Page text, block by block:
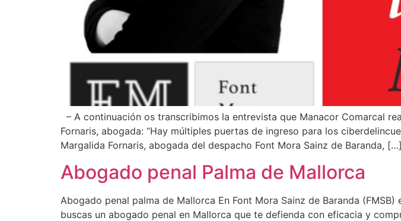
– A continuación os transcribimos la entrevista que Manacor Comarcal
Fornaris, abogada: “Hay múltiples puertas de ingreso para los
Margalida Fornaris, abogada del despacho Font Mora Sainz de Baranda, […]
Abogado penal Palma de Mallorca
Abogado penal palma de Mallorca En Font Mora Sainz de Baranda
buscas un abogado penal en Mallorca que te defienda con eficacia y